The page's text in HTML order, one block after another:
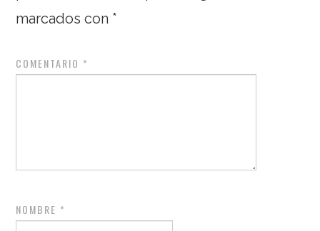
marcados con *
COMENTARIO *
NOMBRE *